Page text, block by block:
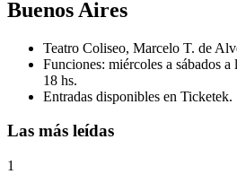
Buenos Aires
Teatro Coliseo, Marcelo T. de
Funciones: miércoles a sábados
18 hs.
Entradas disponibles en Ticketek.
Las más leídas
1